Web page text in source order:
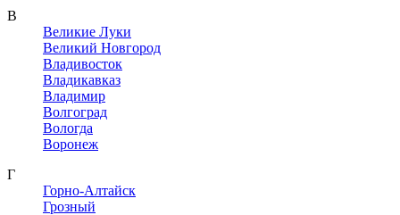
В
Великие Луки
Великий Новгород
Владивосток
Владикавказ
Владимир
Волгоград
Вологда
Воронеж
Г
Горно-Алтайск
Грозный